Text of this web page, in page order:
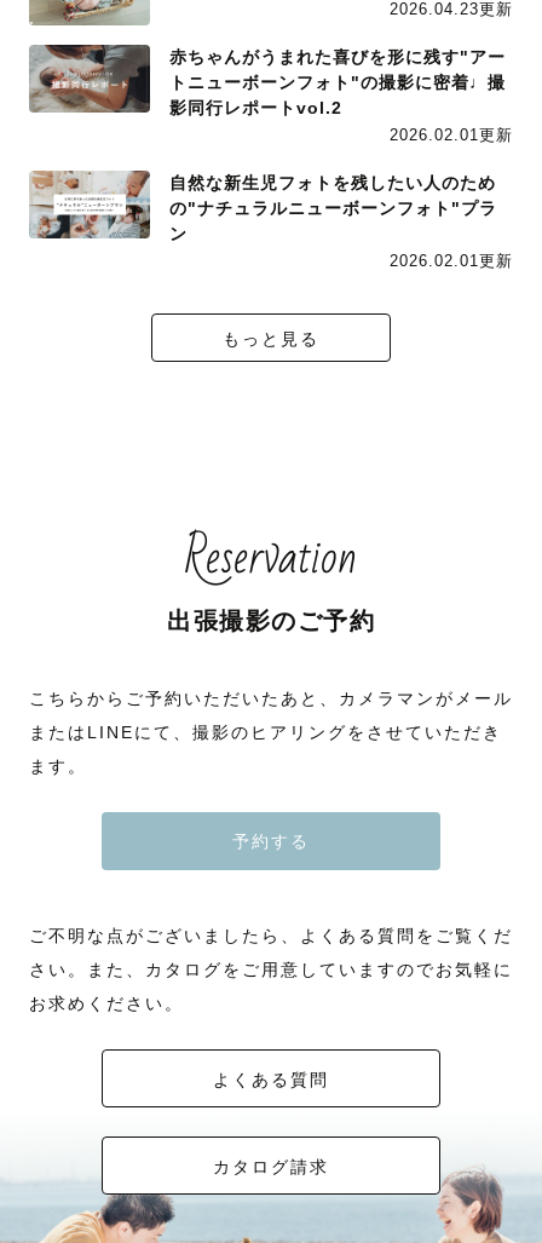
2026.04.23更新
赤ちゃんがうまれた喜びを形に残す"アー
トニューボーンフォト"の撮影に密着♩撮
影同行レポートvol.2
2026.02.01更新
自然な新生児フォトを残したい人のため
の"ナチュラルニューボーンフォト"プラ
ン
2026.02.01更新
もっと見る
Reservation
出張撮影のご予約
こちらからご予約いただいたあと、カメラマンがメール
またはLINEにて、撮影のヒアリングをさせていただき
ます。
予約する
ご不明な点がございましたら、よくある質問をご覧くだ
さい。また、カタログをご用意していますのでお気軽に
お求めください。
よくある質問
カタログ請求